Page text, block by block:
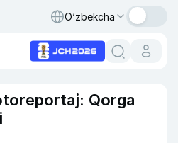
O‘zbekcha
Qorga